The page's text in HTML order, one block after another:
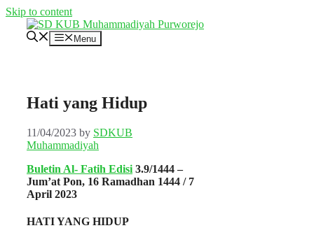
Skip to content
Menu
Hati yang Hidup
11/04/2023 by SDKUB
Muhammadiyah
Buletin Al- Fatih Edisi 3.9/1444 –
Jum’at Pon, 16 Ramadhan 1444 / 7
April 2023
HATI YANG HIDUP